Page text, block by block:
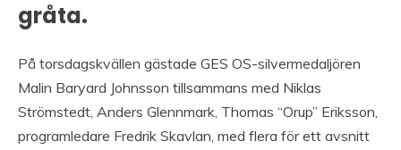
gråta.
På torsdagskvällen gästade GES OS-silvermedaljören
Malin Baryard Johnsson tillsammans med Niklas
Strömstedt, Anders Glennmark, Thomas “Orup” Eriksson,
programledare Fredrik Skavlan, med flera för ett avsnitt